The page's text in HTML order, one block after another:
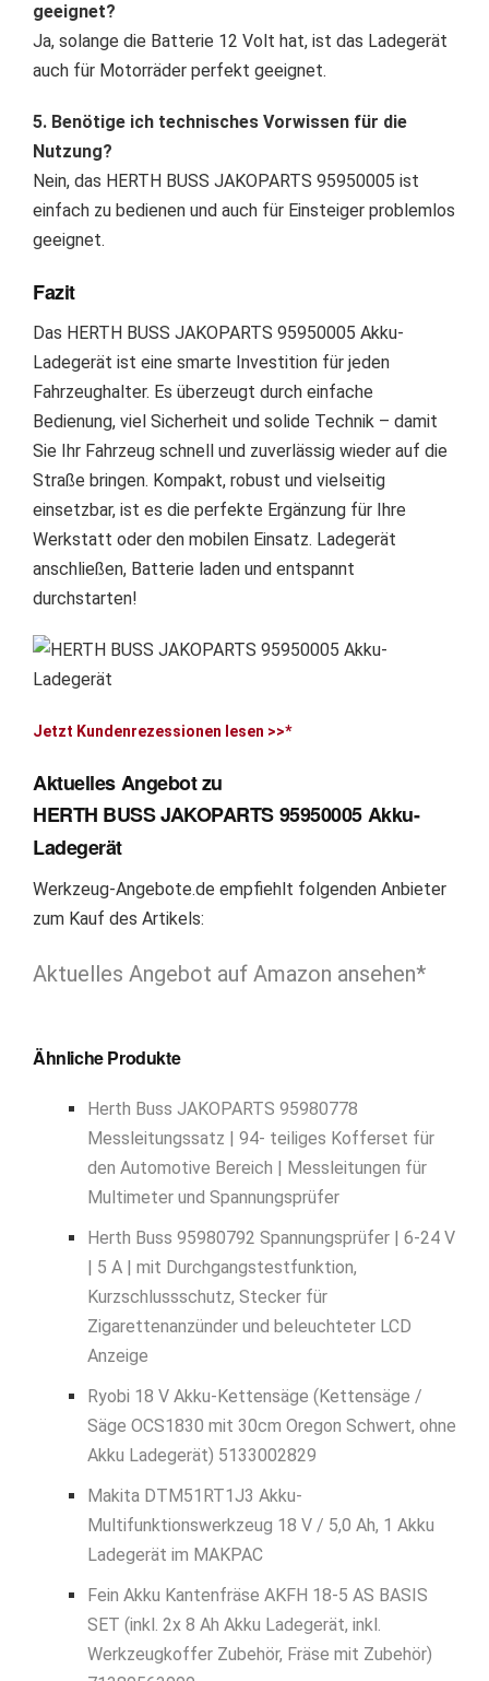
geeignet?
Ja, solange die Batterie 12 Volt hat, ist das Ladegerät
auch für Motorräder perfekt geeignet.
5. Benötige ich technisches Vorwissen für die
Nutzung?
Nein, das HERTH BUSS JAKOPARTS 95950005 ist
einfach zu bedienen und auch für Einsteiger problemlos
geeignet.
Fazit
Das HERTH BUSS JAKOPARTS 95950005 Akku-
Ladegerät ist eine smarte Investition für jeden
Fahrzeughalter. Es überzeugt durch einfache
Bedienung, viel Sicherheit und solide Technik – damit
Sie Ihr Fahrzeug schnell und zuverlässig wieder auf die
Straße bringen. Kompakt, robust und vielseitig
einsetzbar, ist es die perfekte Ergänzung für Ihre
Werkstatt oder den mobilen Einsatz. Ladegerät
anschließen, Batterie laden und entspannt
durchstarten!
Jetzt Kundenrezessionen lesen >>*
Aktuelles Angebot zu
HERTH BUSS JAKOPARTS 95950005 Akku-
Ladegerät
Werkzeug-Angebote.de empfiehlt folgenden Anbieter
zum Kauf des Artikels:
Aktuelles Angebot auf Amazon ansehen*
Ähnliche Produkte
Herth Buss JAKOPARTS 95980778
Messleitungssatz | 94- teiliges Kofferset für
den Automotive Bereich | Messleitungen für
Multimeter und Spannungsprüfer
Herth Buss 95980792 Spannungsprüfer | 6-24 V
| 5 A | mit Durchgangstestfunktion,
Kurzschlussschutz, Stecker für
Zigarettenanzünder und beleuchteter LCD
Anzeige
Ryobi 18 V Akku-Kettensäge (Kettensäge /
Säge OCS1830 mit 30cm Oregon Schwert, ohne
Akku Ladegerät) 5133002829
Makita DTM51RT1J3 Akku-
Multifunktionswerkzeug 18 V / 5,0 Ah, 1 Akku
Ladegerät im MAKPAC
Fein Akku Kantenfräse AKFH 18-5 AS BASIS
SET (inkl. 2x 8 Ah Akku Ladegerät, inkl.
Werkzeugkoffer Zubehör, Fräse mit Zubehör)